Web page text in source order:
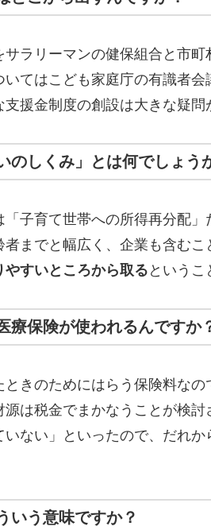
ラリーマンの健保組合と市
てはこども家庭庁の有識者
援金制度の創設は大きな疑問
のしくみ」とは何でしょう
子育て世帯への所得再分配
までと幅広く、企業も含む
やすいところから取る というこ
療保険が使われるんですか
きのためにはらう保険料な
は税金でまかなうことが検
ない」といったので、だれ
いう意味ですか？